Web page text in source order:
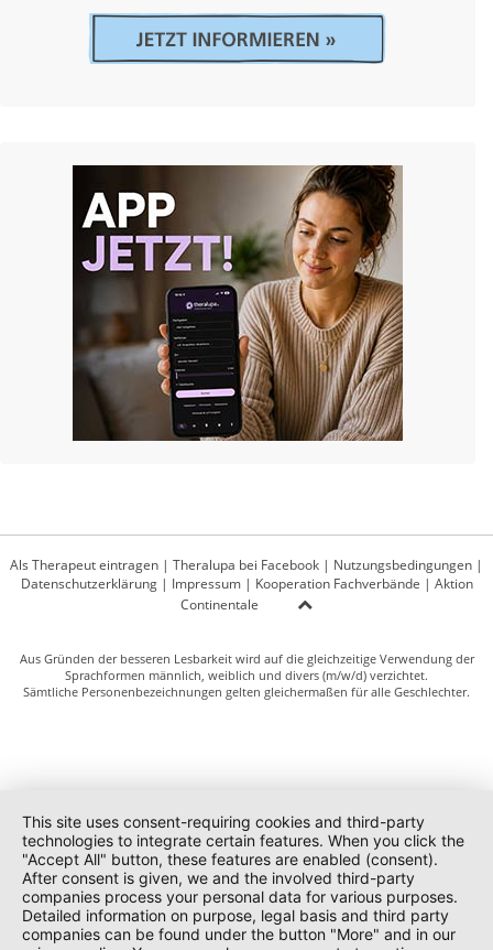
Als Therapeut eintragen | Theralupa bei Facebook | Nutzungsbedingungen |
Datenschutzerklärung| Impressum| Kooperation Fachverbände | Aktion
Continentale
Aus Gründen der besseren Lesbarkeit wird auf die gleichzeitige Verwendung der
Sprachformen männlich, weiblich und divers (m/w/d) verzichtet.
Sämtliche Personenbezeichnungen gelten gleichermaßen für alle Geschlechter.
This site uses consent-requiring cookies and third-party
technologies to integrate certain features. When you click the
"Accept All" button, these features are enabled (consent).
After consent is given, we and the involved third-party
companies process your personal data for various purposes.
Detailed information on purpose, legal basis and third party
companies can be found under the button "More" and in our